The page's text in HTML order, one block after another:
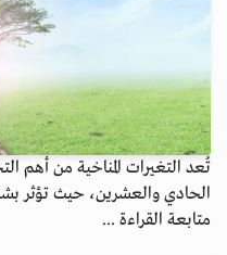
تُعد التغيرات المناخية من أهم
الحادي والعشرين، حيث تؤثر
متابعة القراءة ...